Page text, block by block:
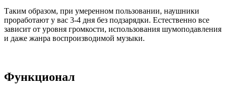
Таким образом, при умеренном пользовании, наушники
проработают у вас 3-4 дня без подзарядки. Естественно все
зависит от уровня громкости, использования шумоподавления
и даже жанра воспроизводимой музыки.
Функционал